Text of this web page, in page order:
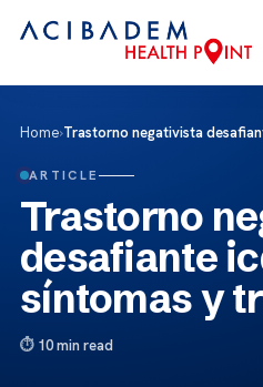
Home›Trastorno negativista
ARTICLE
Trastorno
desafiante
síntomas y
10 min read